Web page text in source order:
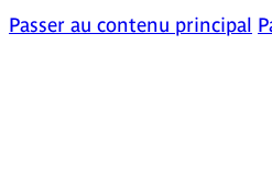
Passer au contenu principal